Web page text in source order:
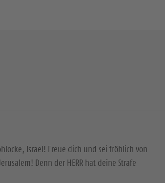
Israel! Freue dich und sei fröhlich von
Denn der HERR hat deine Strafe